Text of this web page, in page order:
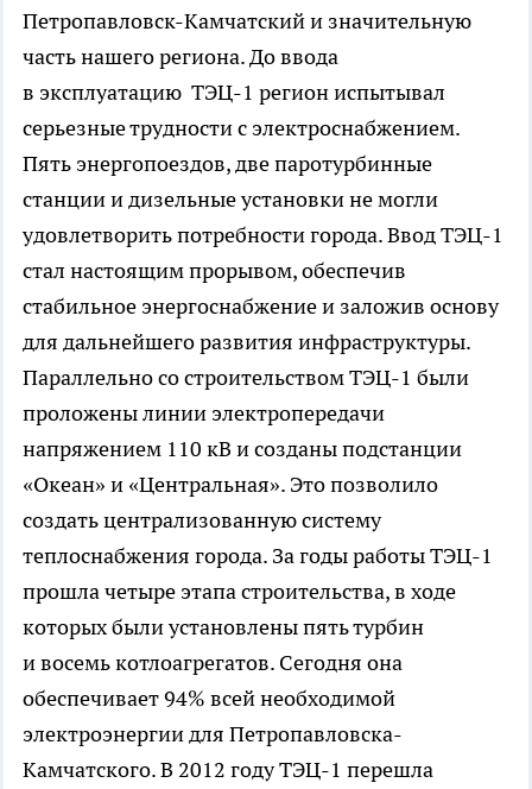
Петропавловск-Камчатский и значительную
часть нашего региона. До ввода
в эксплуатацию ТЭЦ-1 регион испытывал
серьезные трудности с электроснабжением.
Пять энергопоездов, две паротурбинные
станции и дизельные установки не могли
удовлетворить потребности города. Ввод ТЭЦ-1
стал настоящим прорывом, обеспечив
стабильное энергоснабжение и заложив основу
для дальнейшего развития инфраструктуры.
Параллельно со строительством ТЭЦ-1 были
проложены линии электропередачи
напряжением 110 кВ и созданы подстанции
«Океан» и «Центральная». Это позволило
создать централизованную систему
теплоснабжения города. За годы работы ТЭЦ-1
прошла четыре этапа строительства, в ходе
которых были установлены пять турбин
и восемь котлоагрегатов. Сегодня она
обеспечивает 94% всей необходимой
электроэнергии для Петропавловска-
Камчатского. В 2012 году ТЭЦ-1 перешла